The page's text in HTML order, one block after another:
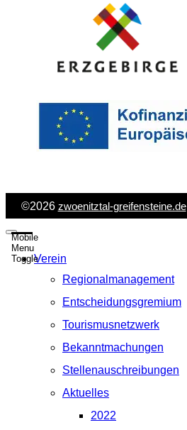
©2026 zwoenitztal-greifensteine.de
Mobile
Menu
ToggleVerein
Regionalmanagement
Entscheidungsgremium
Tourismusnetzwerk
Bekanntmachungen
Stellenauschreibungen
Aktuelles
2022